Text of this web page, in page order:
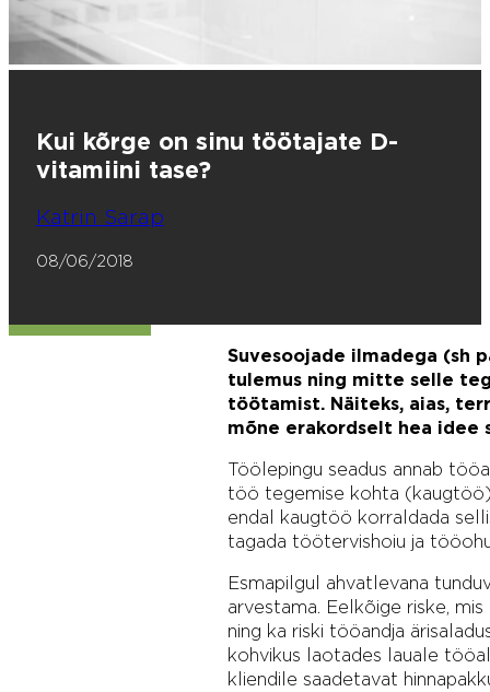
Kui kõrge on sinu töötajate D-
vitamiini tase?
Katrin Sarap
08/06/2018
Suvesoojade ilmadega (sh
tulemus ning mitte selle
töötamist. Näiteks, aias,
mõne erakordselt hea idee
Töölepingu seadus annab
töö tegemise kohta
endal kaugtöö korraldada
tagada töötervishoiu ja
Esmapilgul ahvatlevana
arvestama. Eelkõige riske,
ning ka riski tööandja
kohvikus laotades lauale
kliendile saadetavat